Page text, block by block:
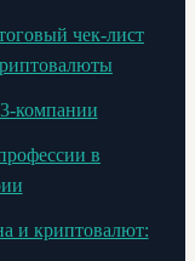
чек-лист
компании
в
и криптовалют: